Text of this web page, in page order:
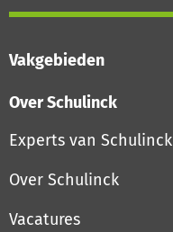
Vakgebieden
Over Schulinck
Experts van Schulinck
Over Schulinck
Vacatures